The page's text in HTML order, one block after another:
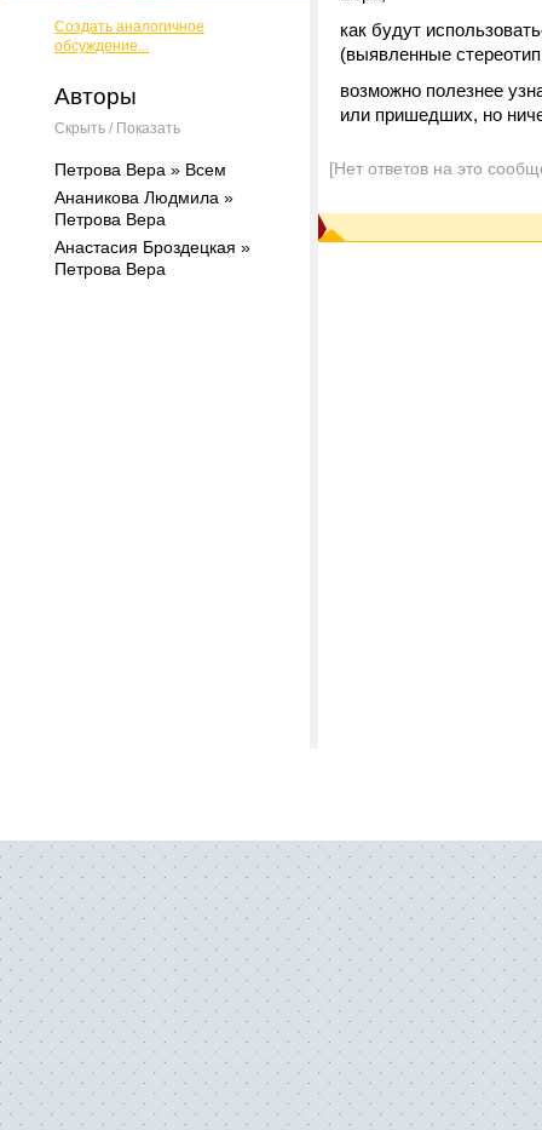
Создать аналогичное
обсуждение...
Авторы
Скрыть / Показать
Петрова Вера » Всем
Ананикова Людмила »
Петрова Вера
Анастасия Броздецкая »
Петрова Вера
как будут
(выявленные
возможно полезнее
или пришедших, но
[Нет ответов на это